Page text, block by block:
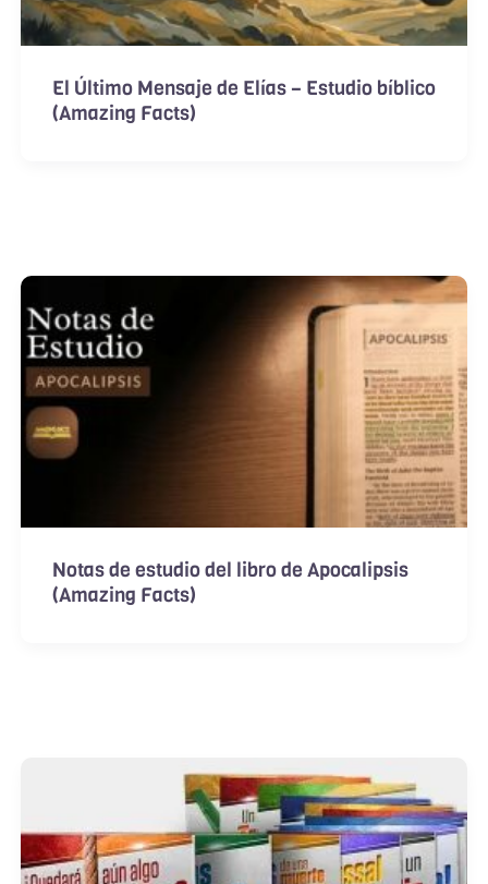
El Último Mensaje de Elías – Estudio bíblico
(Amazing Facts)
Notas de estudio del libro de Apocalipsis
(Amazing Facts)